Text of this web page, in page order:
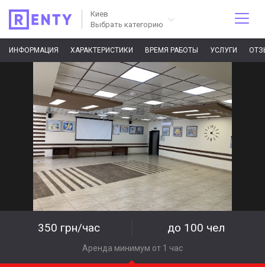
Киев
Выбрать категорию
ИНФОРМАЦИЯ ХАРАКТЕРИСТИКИ ВРЕМЯ РАБОТЫ УСЛУГИ
350 грн/час до 100 чел
Аренда минимум от 1 час